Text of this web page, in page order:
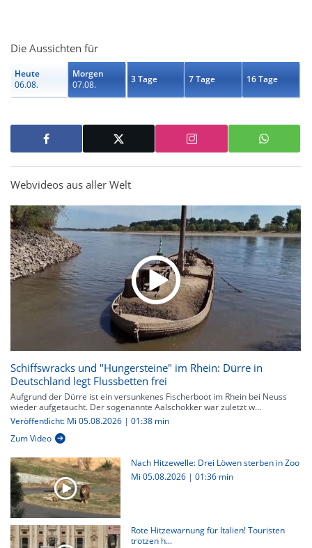
Die Aussichten für
Heute
06.08.
Morgen
07.08.
3 Tage 7 Tage 16 Tage
Webvideos aus aller Welt
Schiffswracks und "Hungersteine" im Rhein: Dürre in
Deutschland legt Flussbetten frei
Aufgrund der Dürre ist ein versunkenes Fischerboot im Rhein bei Neuss
wieder aufgetaucht. Der sogenannte Aalschokker war zuletzt w...
Veröffentlicht: Mi 05.08.2026 | 01:38 min
Zum Video
Nach Hitzewelle: Drei Löwen sterben in Zoo
Mi 05.08.2026 | 01:36 min
Rote Hitzewarnung für Italien! Touristen
trotzen h...